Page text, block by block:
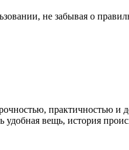
не забывая о
практичностью и
вещь, история